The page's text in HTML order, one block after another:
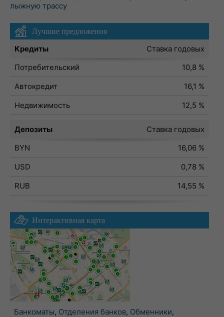
лыжную трассу
Лучшие предложения
Кредиты
Ставка годовых
Потребительский
10,8 %
Автокредит
16,1 %
Недвижимость
12,5 %
Депозиты
Ставка годовых
BYN
16,06 %
USD
0,78 %
RUB
14,55 %
Интерактивная карта
Банкоматы, Отделения банков, Обменники,